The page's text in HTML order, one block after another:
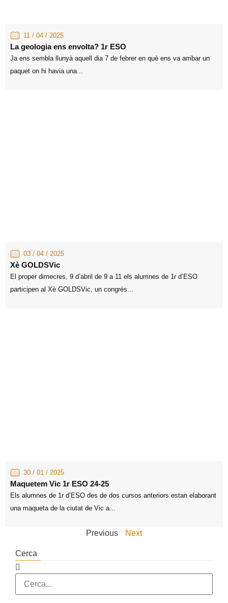
11 / 04 / 2025
La geologia ens envolta? 1r ESO
Ja ens sembla llunyà aquell dia 7 de febrer en què ens va arribar un
paquet on hi havia una...
03 / 04 / 2025
Xè GOLDSVic
El proper dimecres, 9 d’abril de 9 a 11 els alumnes de 1r d’ESO
participen al Xè GOLDSVic, un congrés...
30 / 01 / 2025
Maquetem Vic 1r ESO 24-25
Els alumnes de 1r d’ESO des de dos cursos anteriors estan elaborant
una maqueta de la ciutat de Vic a...
Previous Next
Cerca